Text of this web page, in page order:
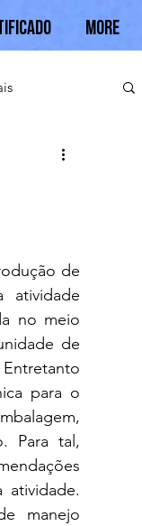
More
de
atividade
no meio
de
para o
Para tal,
manejo